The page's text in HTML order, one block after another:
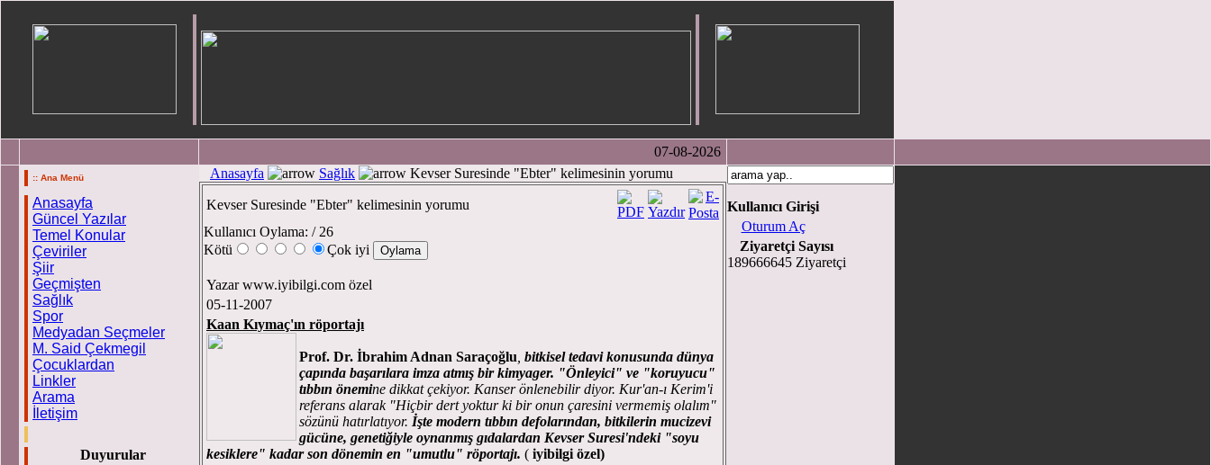
07-08-2026
:: Ana Menü
Anasayfa
Güncel Yazılar
Temel Konular
Çeviriler
Şiir
Geçmişten
Sağlık
Spor
Medyadan Seçmeler
M. Said Çekmegil
Çocuklardan
Linkler
Arama
İletişim
Duyurular
Anasayfa Sağlık Kevser Suresinde "Ebter" kelimesinin yorumu
Kevser Suresinde "Ebter" kelimesinin yorumu
Kullanıcı Oylama: / 26
Kötü
Çok iyi
Yazar www.iyibilgi.com özel
05-11-2007
Kaan Kıymaç'ın röportajı
Prof. Dr. İbrahim Adnan Saraçoğlu bitkisel tedavi konusunda dünya
çapında başarılara imza atmış bir kimyager. "Önleyici" ve "koruyucu"
tıbbın önemine dikkat çekiyor. Kanser önlenebilir diyor. Kur'an-ı Kerim'i
referans alarak "Hiçbir dert yoktur ki bir onun çaresini vermemiş olalım"
sözünü hatırlatıyor. İşte modern tıbbın defolarından, bitkilerin mucizevi
gücüne, genetiğiyle oynanmış gıdalardan Kevser Suresi'ndeki "soyu
kesiklere" kadar son dönemin en "umutlu" röportajı. ( iyibilgi özel)
Kullanıcı Girişi
Oturum Aç
Ziyaretçi Sayısı
189666645 Ziyaretçi